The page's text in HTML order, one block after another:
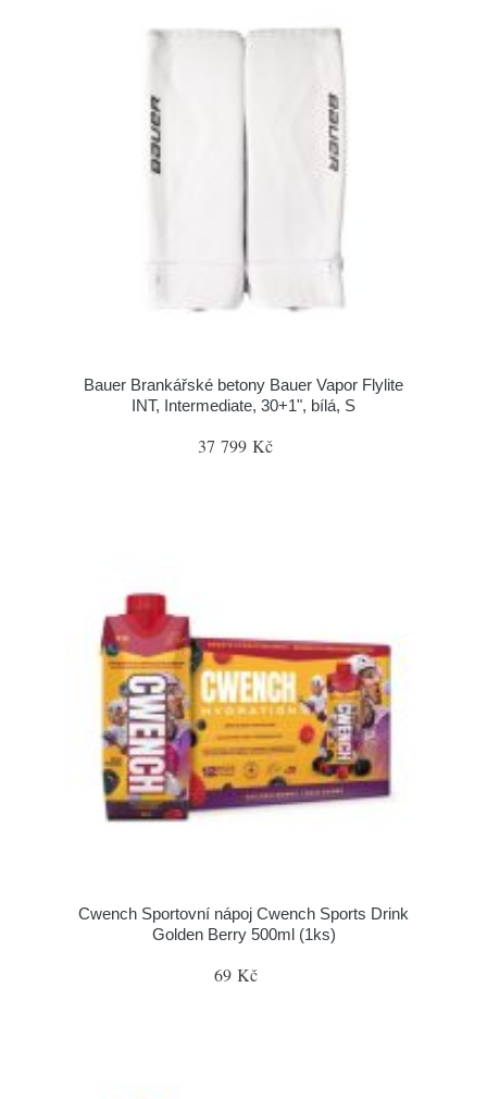
Bauer Brankářské betony Bauer Vapor Flylite
INT, Intermediate, 30+1", bílá, S
37 799 Kč
Cwench Sportovní nápoj Cwench Sports Drink
Golden Berry 500ml (1ks)
69 Kč